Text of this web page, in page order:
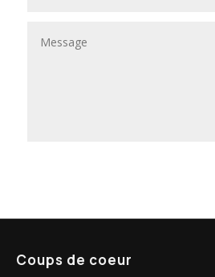
Coups de coeur